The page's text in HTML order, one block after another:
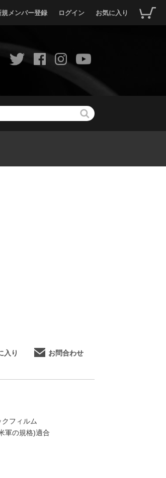
規メンバー登録 ログイン お気に入り
入り お問合わせ
フィルム
軍の規格)適合